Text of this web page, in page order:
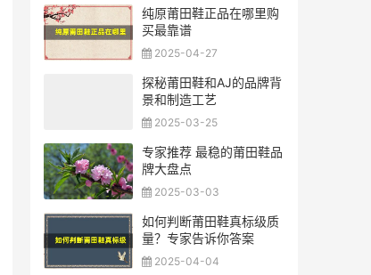
纯原莆田鞋正品在哪里购
买最靠谱
2025-04-27
探秘莆田鞋和AJ的品牌背
景和制造工艺
2025-03-25
专家推荐 最稳的莆田鞋品
牌大盘点
2025-03-03
如何判断莆田鞋真标级质
量？专家告诉你答案
2025-04-04